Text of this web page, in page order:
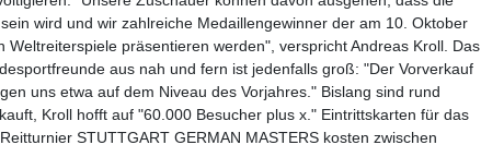
wird und wir zahlreiche Medaillengewinner der am 10. Oktober
Weltreiterspiele präsentieren werden", verspricht Andreas Kroll. Das
aus nah und fern ist jedenfalls groß: "Der Vorverkauf
uns etwa auf dem Niveau des Vorjahres." Bislang sind rund
Kroll hofft auf "60.000 Besucher plus x." Eintrittskarten für das
STUTTGART GERMAN MASTERS kosten zwischen